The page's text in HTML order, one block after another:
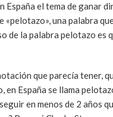
el tema de ganar
una palabra
de la palabra pelotazo
que parecía tener,
España se llama
en menos de 2 años